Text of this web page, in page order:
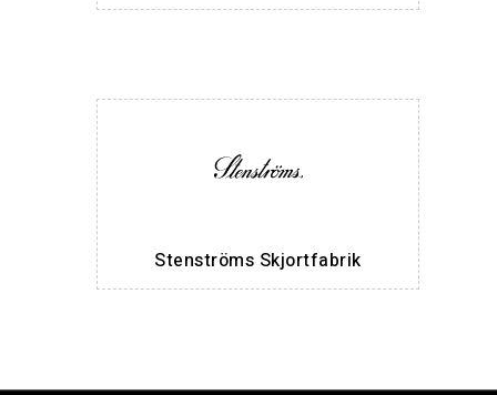
Stenströms Skjortfabrik